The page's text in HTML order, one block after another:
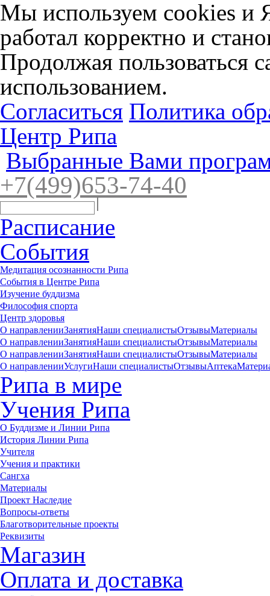
Мы используем cookies и
работал корректно и
Продолжая пользоваться
использованием.
Согласиться Политика
Центр Рипа
Выбранные Вами
+7(499)653-74-40
Расписание
События
Медитация осознанности Рипа
События в Центре Рипа
Изучение буддизма
Философия спорта
Центр здоровья
О направленииЗанятияНаши специалистыОтзывыМатериалы
О направленииЗанятияНаши специалистыОтзывыМатериалы
О направленииЗанятияНаши специалистыОтзывыМатериалы
О направленииУслугиНаши специалистыОтзывыАптека
Рипа в мире
Учения Рипа
О Буддизме и Линии Рипа
История Линии Рипа
Учителя
Учения и практики
Сангха
Материалы
Проект Наследие
Вопросы-ответы
Благотворительные проекты
Реквизиты
Магазин
Оплата и доставка